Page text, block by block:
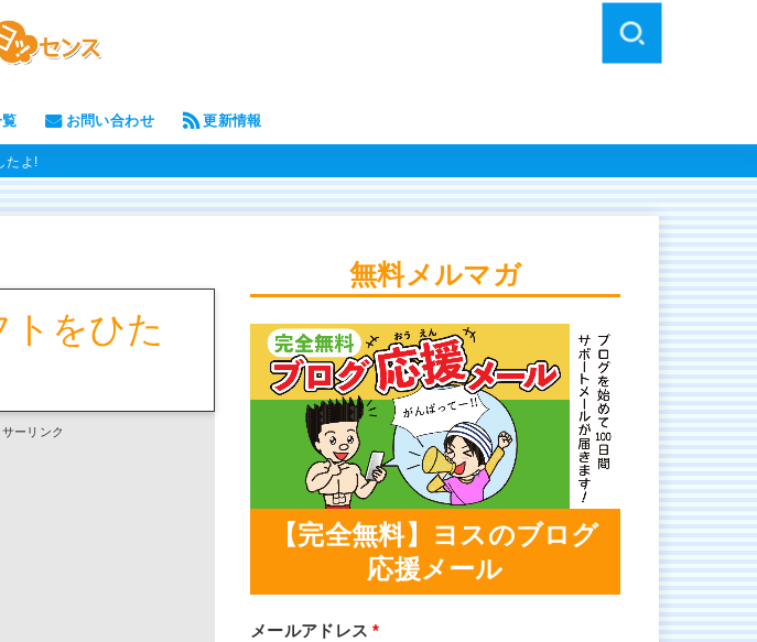
お問い合わせ 更新情報
たよ!
をひた
ーリンク
無料メルマガ
【完全無料】ヨスのブログ
応援メール
メールアドレス*